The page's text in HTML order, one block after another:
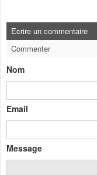
Ecrire un commentaire
Commenter
Nom
Email
Message